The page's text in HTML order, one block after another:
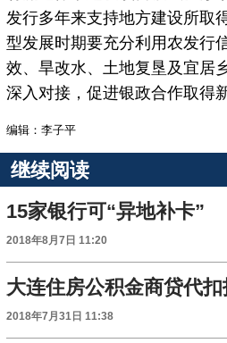
发行多年来支持地方建设所取
型发展时期要充分利用农发行
效、旱改水、土地复垦及宜居
深入对接，促进银政合作取得
编辑：李子平
继续阅读
15家银行可“异地补卡”
2018年8月7日 11:20
大连住房公积金商贷代
2018年7月31日 11:38